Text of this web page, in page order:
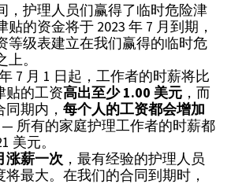
，护理人员们赢得了临时危险津
的资金将于 2023 年 7 月到期，
等级表建立在我们赢得的临时危
上。
7 月 1 日起，工作者的时薪将比
贴的工资高出至少1.00 美元 ，而
同期内， 每个人的工资都会增加
— 所有的家庭护理工作者的时薪都
美元。
涨薪一次 ，最有经验的护理人员
将最大。在我们的合同到期时，